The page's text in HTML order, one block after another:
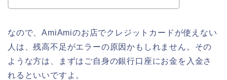
なので、AmiAmiのお店でクレジットカードが使えない
人は、残高不足がエラーの原因かもしれません。その
ような方は、まずはご自身の銀行口座にお金を入金さ
れるといいですよ。